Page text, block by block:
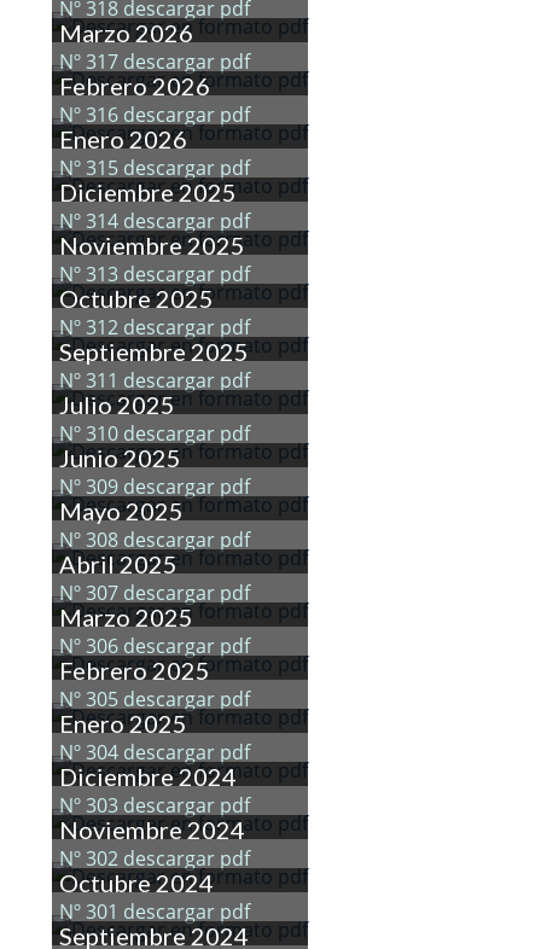
Nº 318 descargar pdf
Marzo 2026
Nº 317 descargar pdf
Febrero 2026
Nº 316 descargar pdf
Enero 2026
Nº 315 descargar pdf
Diciembre 2025
Nº 314 descargar pdf
Noviembre 2025
Nº 313 descargar pdf
Octubre 2025
Nº 312 descargar pdf
Septiembre 2025
Nº 311 descargar pdf
Julio 2025
Nº 310 descargar pdf
Junio 2025
Nº 309 descargar pdf
Mayo 2025
Nº 308 descargar pdf
Abril 2025
Nº 307 descargar pdf
Marzo 2025
Nº 306 descargar pdf
Febrero 2025
Nº 305 descargar pdf
Enero 2025
Nº 304 descargar pdf
Diciembre 2024
Nº 303 descargar pdf
Noviembre 2024
Nº 302 descargar pdf
Octubre 2024
Nº 301 descargar pdf
Septiembre 2024